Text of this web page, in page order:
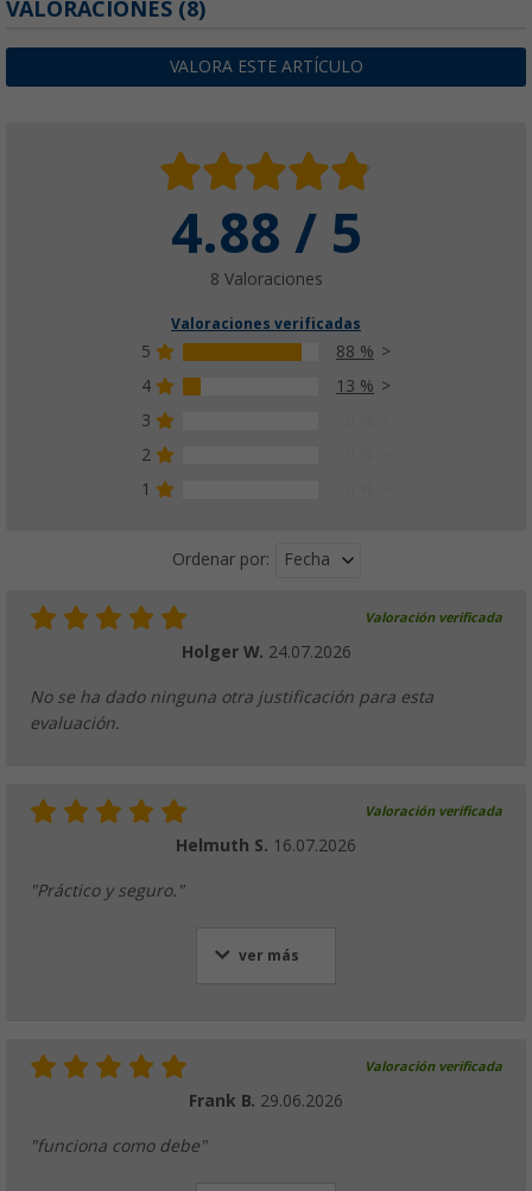
VALORACIONES (8)
VALORA ESTE ARTÍCULO
4.88 / 5
8 Valoraciones
Valoraciones verificadas
5
88 %
4
13 %
3
2
1
Ordenar por: Fecha
Valoración verificada
Holger W. 24.07.2026
No se ha dado ninguna otra justificación para esta
evaluación.
Valoración verificada
Helmuth S. 16.07.2026
"Práctico y seguro."
ver más
Valoración verificada
Frank B. 29.06.2026
"funciona como debe"